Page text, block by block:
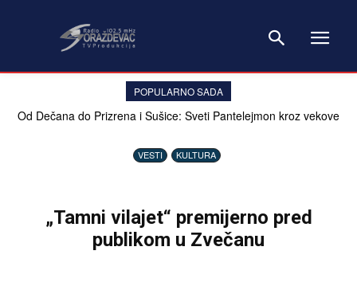
POPULARNO SADA
Od Dečana do Prizrena i Sušice: Sveti Pantelejmon kroz vekove
VESTI KULTURA
„Tamni vilajet“ premijerno pred
publikom u Zvečanu